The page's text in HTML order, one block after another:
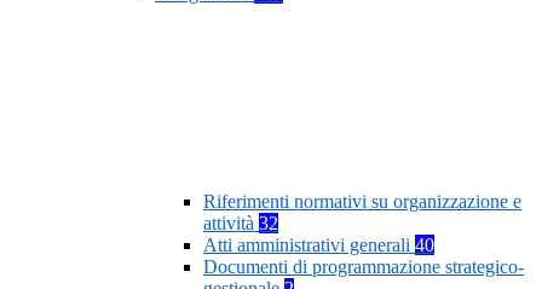
Riferimenti normativi su organizzazione e
attività 32
Atti amministrativi generali 40
Documenti di programmazione strategico-